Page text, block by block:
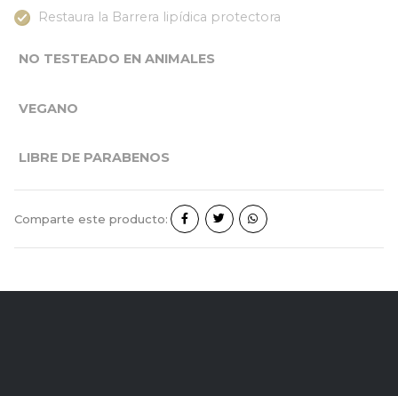
Restaura la Barrera lipídica protectora
NO TESTEADO EN ANIMALES
VEGANO
LIBRE DE PARABENOS
Comparte este producto: